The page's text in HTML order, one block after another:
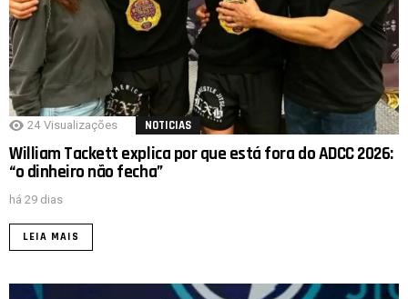
24 Visualizações NOTICIAS
William Tackett explica por que está fora do ADCC 2026:
“o dinheiro não fecha”
há 29 dias
LEIA MAIS